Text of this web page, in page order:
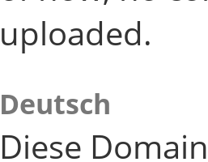
uploaded.
Deutsch
Diese